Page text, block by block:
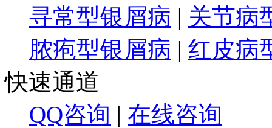
寻常型银屑病 | 关节病
脓疱型银屑病 | 红皮病
快速通道
QQ咨询 | 在线咨询